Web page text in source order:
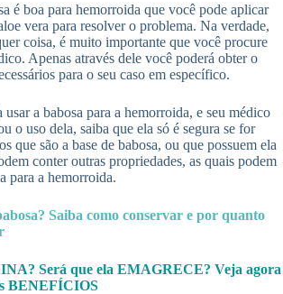
é boa para hemorroida que você pode aplicar
vera para resolver o problema. Na verdade,
coisa, é muito importante que você procure
Apenas através dele você poderá obter o
para o seu caso em específico.
a babosa para a hemorroida, e seu médico
o uso dela, saiba que ela só é segura se for
que são a base de babosa, ou que possuem ela
conter outras propriedades, as quais podem
para a hemorroida.
Saiba como conservar e por quanto
Será que ela EMAGRECE? Veja agora
BENEFÍCIOS